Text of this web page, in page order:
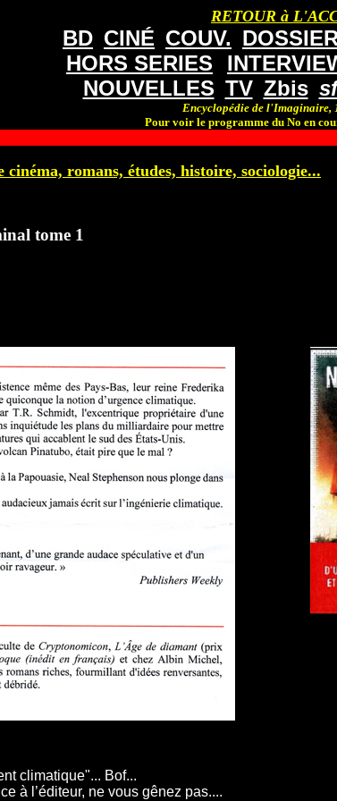
RETOUR à
BD CINÉ COUV.
HORS SERIES
NOUVELLES TV Zbis
Encyclopédie de l'Imaginaire,
Pour voir le programme du No en
romans, études, histoire, sociologie...
tome 1
climatique"... Bof...
à l’éditeur, ne vous gênez pas....